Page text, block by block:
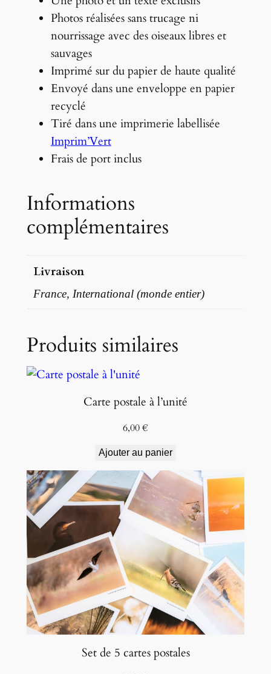
a
l
d
s
Photos réalisées sans trucage ni
nourrissage avec des oiseaux libres et
sauvages
Imprimé sur du papier de haute qualité
Envoyé dans une enveloppe en papier
recyclé
Tiré dans une imprimerie labellisée
Imprim’Vert
Frais de port inclus
Informations
complémentaires
Livraison
France, International (monde entier)
Produits similaires
Carte postale à l’unité
6,00€
Ajouter au panier
Set de 5 cartes postales